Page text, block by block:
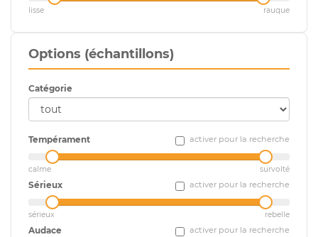
lisse rauque
Options (échantillons)
Catégorie
Tempérament activer pour la recherche
calme survolté
Sérieux activer pour la recherche
sérieux rebelle
Audace activer pour la recherche